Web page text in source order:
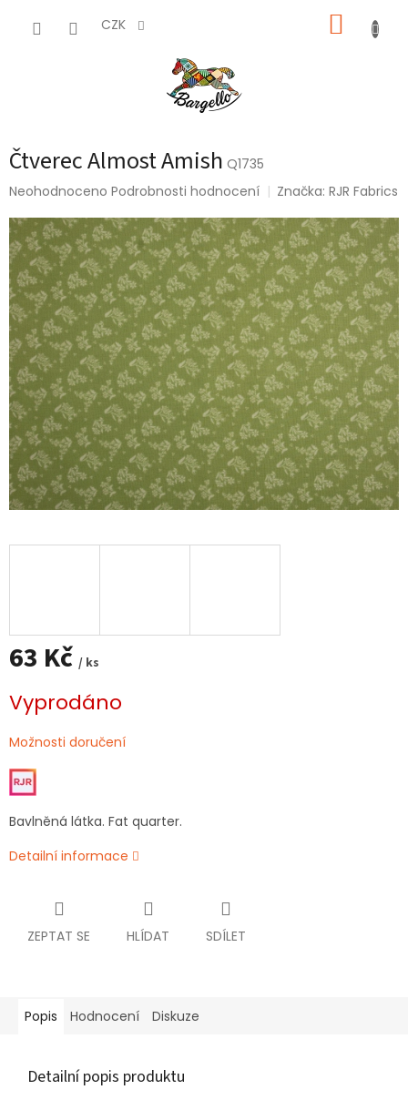
CZK
Čtverec Almost Amish Q1735
Průměrné
produktu
je
0,0
z
5
hvězdiček.
Neohodnoceno Podrobnosti hodnocení Značka:RJR Fabrics
63 Kč / ks
cena:
Vyprodáno
Možnosti doručení
Bavlněná látka. Fat quarter.
Detailní informace
ZEPTAT SE HLÍDAT SDÍLET
Popis Hodnocení Diskuze
Detailní popis produktu